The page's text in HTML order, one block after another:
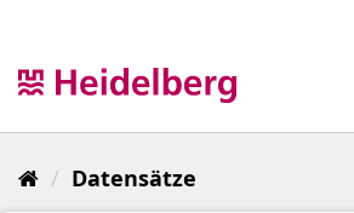
Datensätze